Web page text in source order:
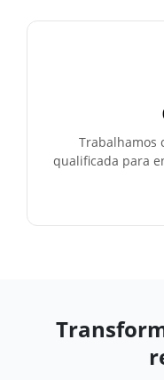
Trabalhamos
qualificada para